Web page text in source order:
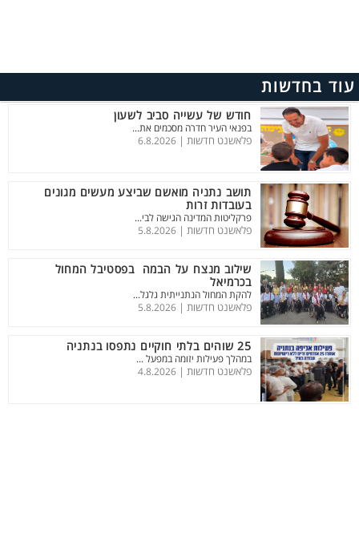
עוד בחדשות
חודש של עשייה סביב לשעון
בפנאי העיר חדרה מסכמים את...
פלאשנט חדשות | 6.8.2026
תושב נתניה מואשם שביצע מעשים מגונים
בעובדות זרות
פרקליטות המדינה הגישה לבי...
פלאשנט חדשות | 5.8.2026
שילוב מנצח על הבמה בפסטיבל המחול
בכרמיאל
להקת המחול הנתנייתית גלגל...
פלאשנט חדשות | 5.8.2026
25 שוהים בלתי חוקיים נתפסו בנתניה
במהלך פעילות יזומה במפעל ...
פלאשנט חדשות | 4.8.2026